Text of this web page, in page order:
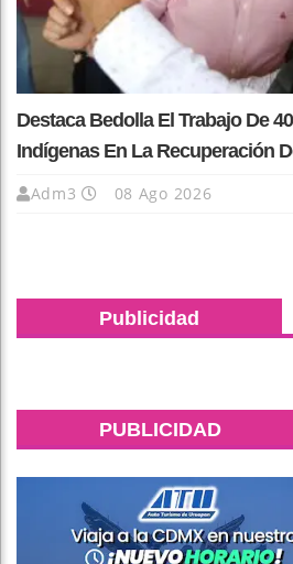
Destaca Bedolla El Trabajo De
Indígenas En La Recuperación
Adm3 08 Ago 2026
Publicidad
PUBLICIDAD